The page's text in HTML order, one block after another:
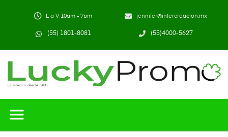
L a V 10am - 7pm jennifer@intercreacion.mx
(55) 1801-8081 (55)4000-5627